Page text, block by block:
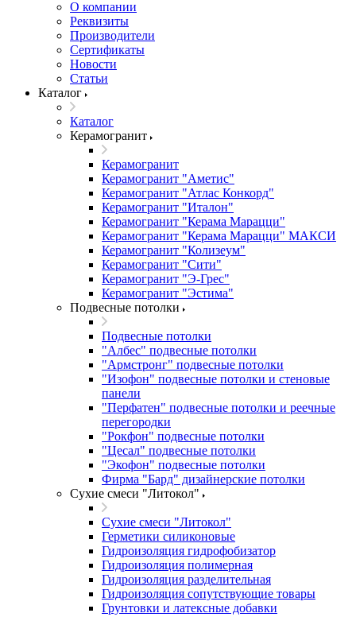
О компании
Реквизиты
Производители
Сертификаты
Новости
Статьи
Каталог
Каталог
Керамогранит
Керамогранит
Керамогранит "Аметис"
Керамогранит "Атлас Конкорд"
Керамогранит "Италон"
Керамогранит "Керама Марацци"
Керамогранит "Керама Марацци" МАКСИ
Керамогранит "Колизеум"
Керамогранит "Сити"
Керамогранит "Э-Грес"
Керамогранит "Эстима"
Подвесные потолки
Подвесные потолки
"Албес" подвесные потолки
"Армстронг" подвесные потолки
"Изофон" подвесные потолки и стеновые
панели
"Перфатен" подвесные потолки и реечные
перегородки
"Рокфон" подвесные потолки
"Цесал" подвесные потолки
"Экофон" подвесные потолки
Фирма "Бард" дизайнерские потолки
Сухие смеси "Литокол"
Сухие смеси "Литокол"
Герметики силиконовые
Гидроизоляция гидрофобизатор
Гидроизоляция полимерная
Гидроизоляция разделительная
Гидроизоляция сопутствующие товары
Грунтовки и латексные добавки